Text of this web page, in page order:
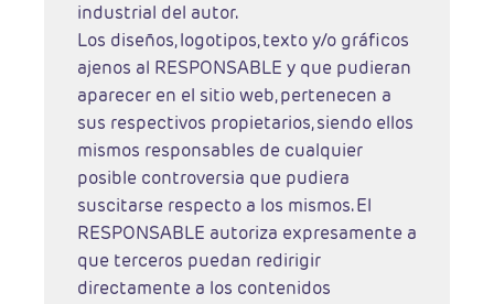
industrial del autor.
Los diseños, logotipos, texto y/o gráficos
ajenos al RESPONSABLE y que pudieran
aparecer en el sitio web, pertenecen a
sus respectivos propietarios, siendo ellos
mismos responsables de cualquier
posible controversia que pudiera
suscitarse respecto a los mismos. El
RESPONSABLE autoriza expresamente a
que terceros puedan redirigir
directamente a los contenidos